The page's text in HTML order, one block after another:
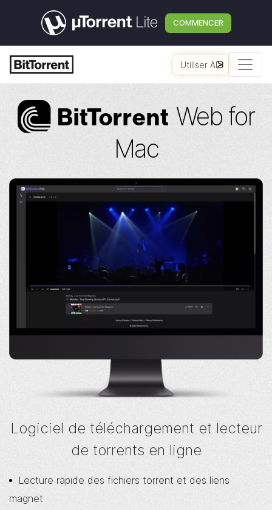
COMMENCER
Utiliser AI
BitTorrent Web for
Mac
Logiciel de téléchargement et lecteur
de torrents en ligne
Lecture rapide des fichiers torrent et des liens
magnet